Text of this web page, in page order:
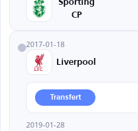
Sporting
CP
2017-01-18
Liverpool
Transfert
2019-01-28